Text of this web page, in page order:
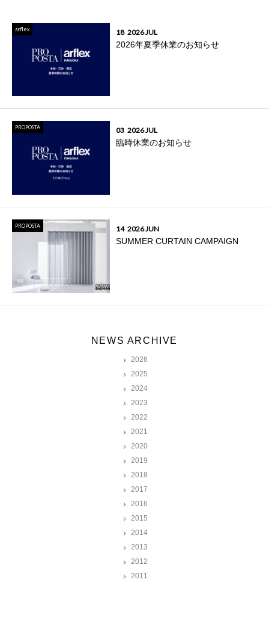
arflex 18 2026 JUL
2026年夏季休業のお知らせ
PROPOSTA 03 2026 JUL
臨時休業のお知らせ
PROPOSTA 14 2026 JUN
SUMMER CURTAIN CAMPAIGN
NEWS ARCHIVE
2026
2025
2024
2023
2022
2021
2020
2019
2018
2017
2016
2015
2014
2013
2012
2011